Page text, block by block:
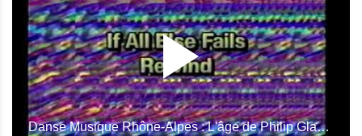
Danse Musique Rhône-Alpes : L'âge de Philip Glass 4